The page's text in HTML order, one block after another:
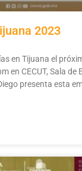
2023
en Tijuana el
en CECUT, Sala de
presenta esta